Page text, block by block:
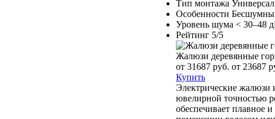
Тип монтажа
Особенности
Уровень шума < 30–48
Рейтинг 5/5
Жалюзи деревянные
от 31687 руб. от 23687
Купить
Электрические жалюзи
ювелирной точностью
обеспечивает плавное